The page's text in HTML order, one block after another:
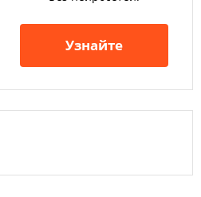
Узнайте